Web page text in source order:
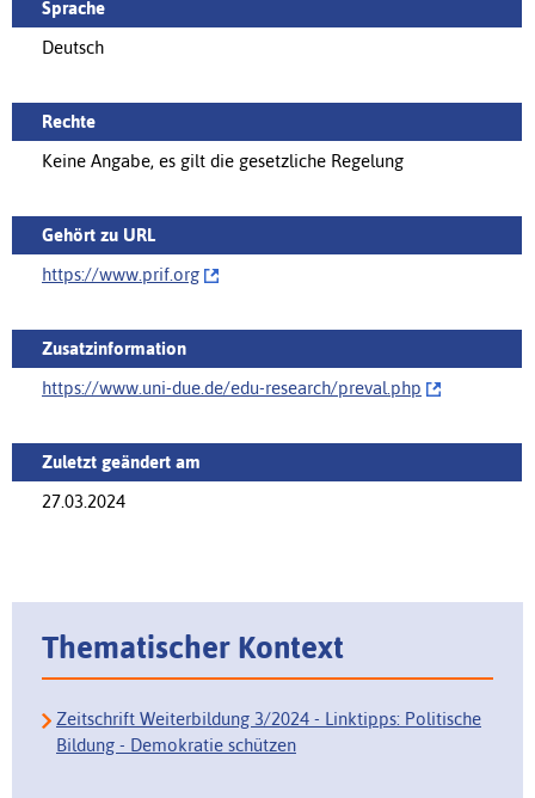
Sprache
Deutsch
Rechte
Keine Angabe, es gilt die gesetzliche Regelung
Gehört zu URL
https://‌www.prif.org
Zusatzinformation
https://www.uni-due.de/edu-research/‌preval.php
Zuletzt geändert am
27.03.2024
Thematischer Kontext
Zeitschrift Weiterbildung 3/2024 - Linktipps: Politische
Bildung - Demokratie schützen